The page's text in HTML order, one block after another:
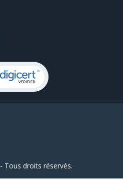
Tous droits réservés.